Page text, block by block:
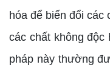
hóa để biến đổi các
các chất không
pháp này thường